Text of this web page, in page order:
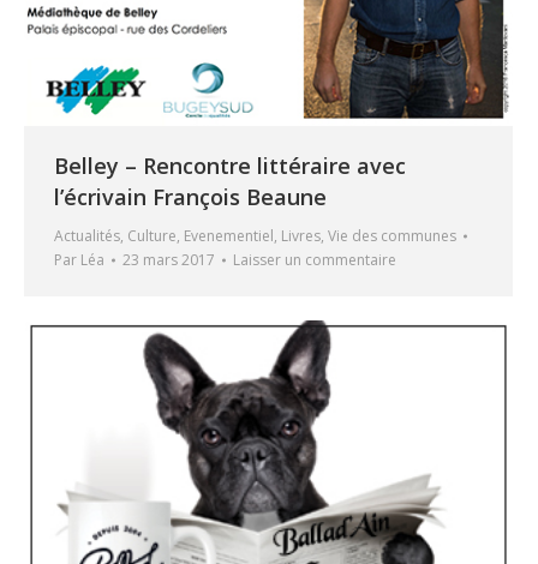
Belley – Rencontre littéraire avec
l’écrivain François Beaune
Actualités, Culture, Evenementiel, Livres, Vie des communes
Par Léa 23 mars 2017 Laisser un commentaire